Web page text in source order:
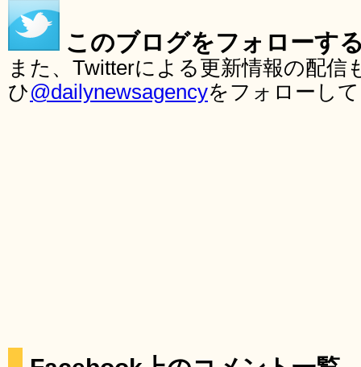
このブログをフォローす
また、Twitterによる更新情報の配
ひ@dailynewsagencyをフォローし